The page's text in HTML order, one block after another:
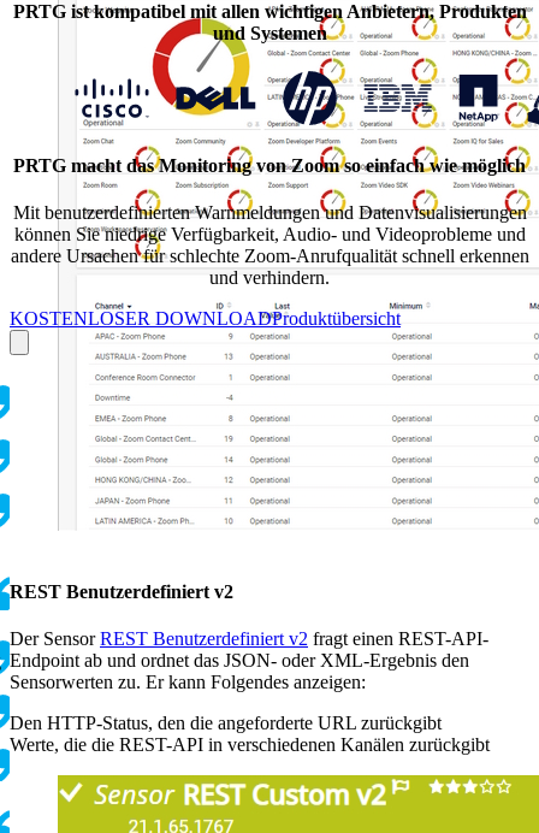
REST Benutzerdefiniert v2
Der SensorREST Benutzerdefiniert v2 fragt einen REST-API-
Endpoint ab und ordnet das JSON- oder XML-Ergebnis den
Sensorwerten zu. Er kann Folgendes anzeigen:
Den HTTP-Status, den die angeforderte URL zurückgibt
Werte, die die REST-API in verschiedenen Kanälen zurückgibt
PRTG ist kompatibel mit allen wichtigen Anbietern, Produkten
und Systemen
PRTG macht das Monitoring von Zoom so einfach wie möglich
Mit benutzerdefinierten Warnmeldungen und Datenvisualisierungen
können Sie niedrige Verfügbarkeit, Audio- und Videoprobleme und
andere Ursachen für schlechte Zoom-Anrufqualität schnell erkennen
und verhindern.
KOSTENLOSER DOWNLOADProduktübersicht